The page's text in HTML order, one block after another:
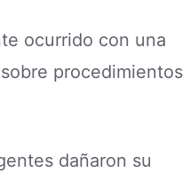
ocurrido con una
procedimientos
dañaron su